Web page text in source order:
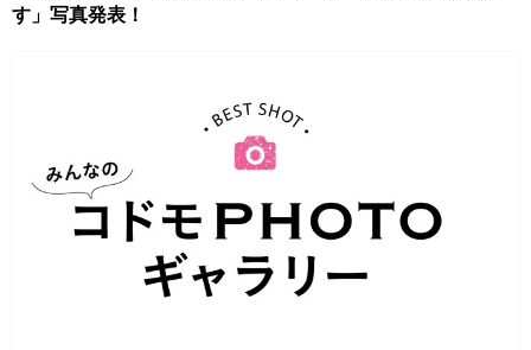
す」写真発表！